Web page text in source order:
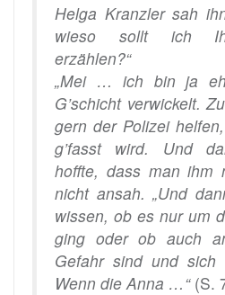
Helga Kranzler sah
wieso sollt ich
erzählen?“
„Mei … ich bin ja
G’schicht verwickelt.
gern der Polizei
g’fasst wird. Und
hoffte, dass man ihm
nicht ansah. „Und
wissen, ob es nur um
ging oder ob auch
Gefahr sind und sich
Wenn die Anna …“(S.